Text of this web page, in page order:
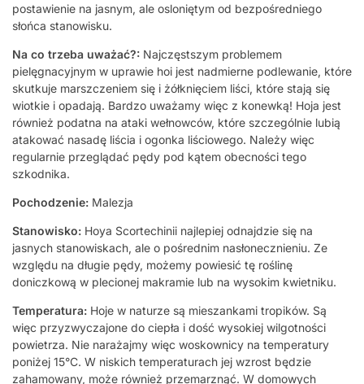
postawienie na jasnym, ale osloniętym od bezpośredniego
słońca stanowisku.
Na co trzeba uważać?: Najczęstszym problemem
pielęgnacyjnym w uprawie hoi jest nadmierne podlewanie, które
skutkuje marszczeniem się i żółknięciem liści, które stają się
wiotkie i opadają. Bardzo uważamy więc z konewką! Hoja jest
również podatna na ataki wełnowców, które szczególnie lubią
atakować nasadę liścia i ogonka liściowego. Należy więc
regularnie przeglądać pędy pod kątem obecności tego
szkodnika.
Pochodzenie: Malezja
Stanowisko: Hoya Scortechinii najlepiej odnajdzie się na
jasnych stanowiskach, ale o pośrednim nasłonecznieniu. Ze
względu na długie pędy, możemy powiesić tę roślinę
doniczkową w plecionej makramie lub na wysokim kwietniku.
Temperatura: Hoje w naturze są mieszankami tropików. Są
więc przyzwyczajone do ciepła i dość wysokiej wilgotności
powietrza. Nie narażajmy więc woskownicy na temperatury
poniżej 15°C. W niskich temperaturach jej wzrost będzie
zahamowany, może również przemarznąć. W domowych